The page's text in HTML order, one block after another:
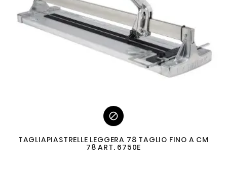

TAGLIAPIASTRELLE LEGGERA 78 TAGLIO FINO A CM
78 ART. 6750E